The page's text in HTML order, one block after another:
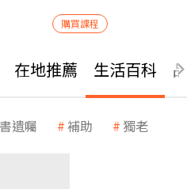
購買課程
在地推薦 生活百科
遺囑 補助 獨老